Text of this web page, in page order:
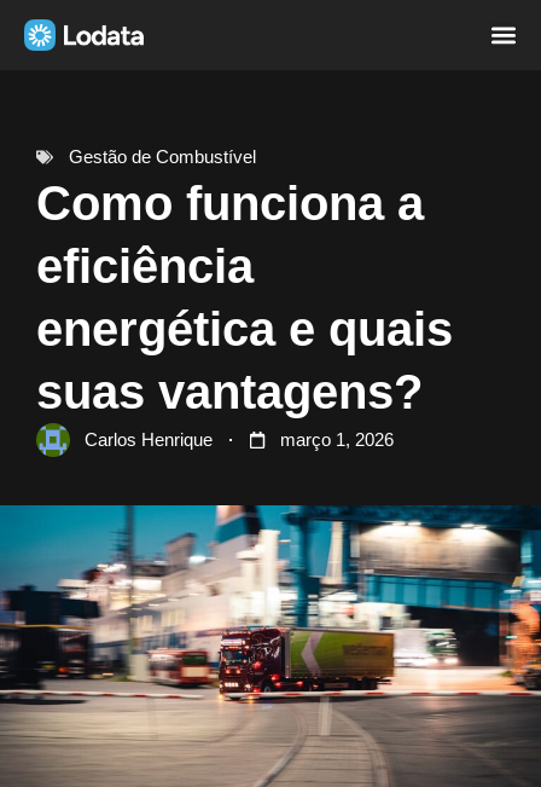
Gestão de Combustível
Como funciona a
eficiência
energética e quais
suas vantagens?
Carlos Henrique março 1, 2026